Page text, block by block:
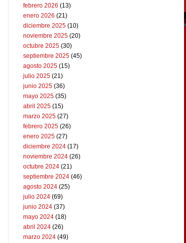
febrero 2026 (13)
enero 2026 (21)
diciembre 2025 (10)
noviembre 2025 (20)
octubre 2025 (30)
septiembre 2025 (45)
agosto 2025 (15)
julio 2025 (21)
junio 2025 (36)
mayo 2025 (35)
abril 2025 (15)
marzo 2025 (27)
febrero 2025 (26)
enero 2025 (27)
diciembre 2024 (17)
noviembre 2024 (26)
octubre 2024 (21)
septiembre 2024 (46)
agosto 2024 (25)
julio 2024 (69)
junio 2024 (37)
mayo 2024 (18)
abril 2024 (26)
marzo 2024 (49)